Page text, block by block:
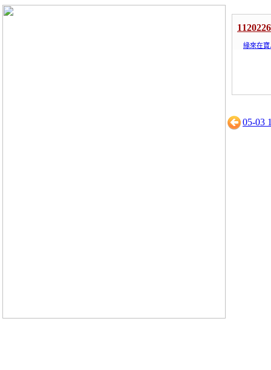
緣來在
05-03